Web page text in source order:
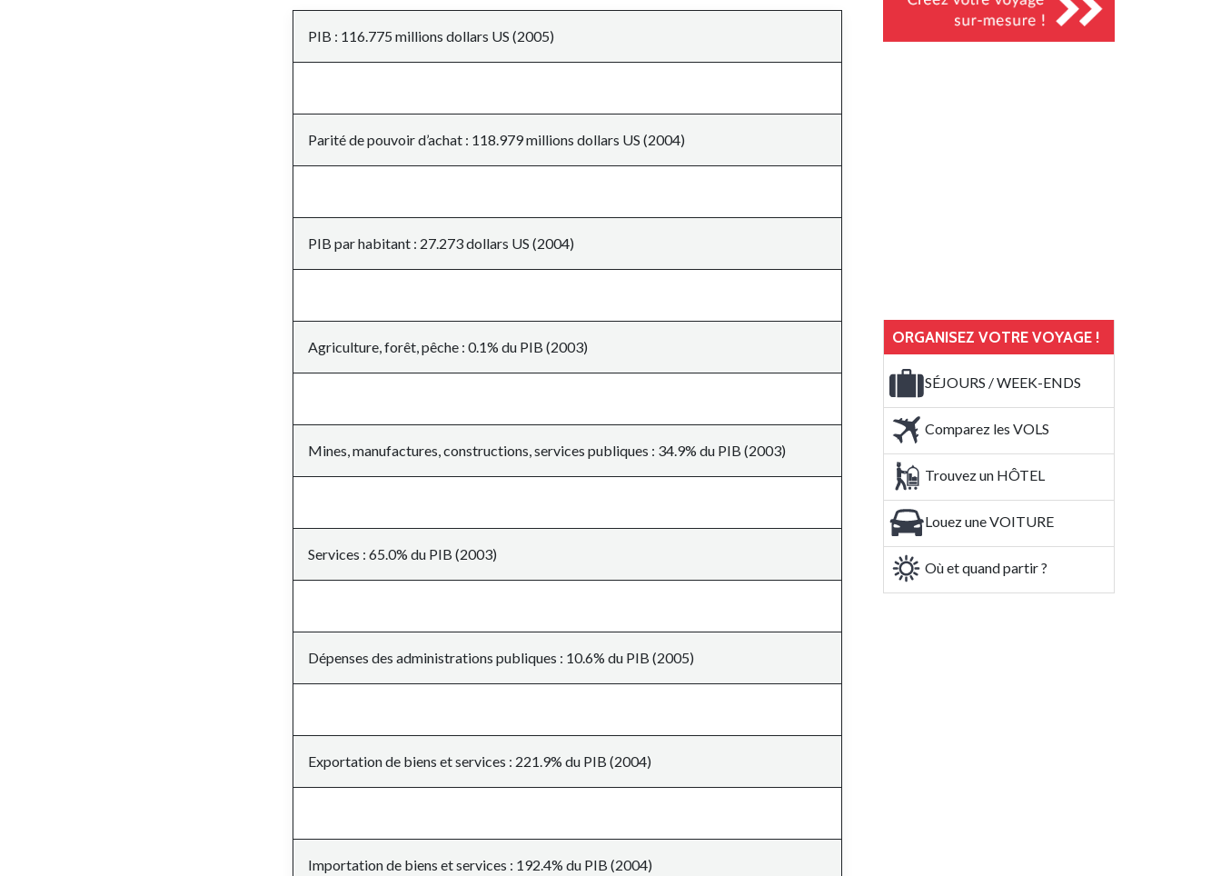
PIB : 116.775 millions dollars US (2005)
Parité de pouvoir d’achat : 118.979 millions dollars US (2004)
PIB par habitant : 27.273 dollars US (2004)
Agriculture, forêt, pêche : 0.1% du PIB (2003)
Mines, manufactures, constructions, services publiques : 34.9% du PIB (2003)
Services : 65.0% du PIB (2003)
Dépenses des administrations publiques : 10.6% du PIB (2005)
Exportation de biens et services : 221.9% du PIB (2004)
Importation de biens et services : 192.4% du PIB (2004)
ORGANISEZ VOTRE VOYAGE !
SÉJOURS / WEEK-ENDS
Comparez les VOLS
Trouvez un HÔTEL
Louez une VOITURE
Où et quand partir ?